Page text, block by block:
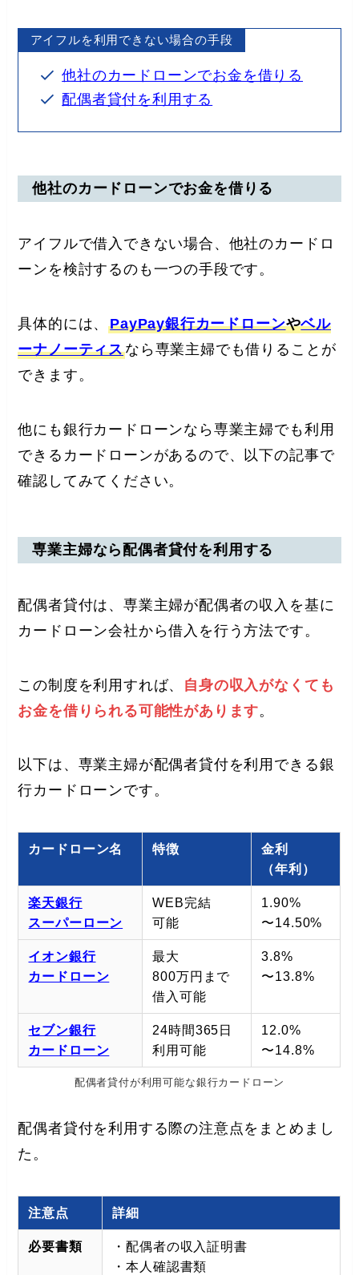
アイフルを利用できない場合の手段
他社のカードローンでお金を借りる
配偶者貸付を利用する
他社のカードローンでお金を借りる
アイフルで借入できない場合、他社のカードロ
ーンを検討するのも一つの手段です。
具体的には、PayPay銀行カードローンやベル
ーナノーティスなら専業主婦でも借りることが
できます。
他にも銀行カードローンなら専業主婦でも利用
できるカードローンがあるので、以下の記事で
確認してみてください。
専業主婦なら配偶者貸付を利用する
配偶者貸付は、専業主婦が配偶者の収入を基に
カードローン会社から借入を行う方法です。
この制度を利用すれば、 自身の収入がなくても
お金を借りられる可能性があります。
以下は、専業主婦が配偶者貸付を利用できる銀
行カードローンです。
カードローン名 特徴
金利
（年利）
楽天銀行
スーパーローン
WEB完結
可能
1.90%
〜14.50%
イオン銀行
カードローン
最大
800万円まで
借入可能
3.8%
〜13.8%
セブン銀行
カードローン
24時間365日
利用可能
12.0%
〜14.8%
配偶者貸付が利用可能な銀行カードローン
配偶者貸付を利用する際の注意点をまとめまし
た。
注意点 詳細
必要書類
・配偶者の収入証明書
・本人確認書類